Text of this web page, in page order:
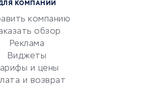
КОМПАНИЙ
компанию
обзор
Реклама
Виджеты
и цены
и возврат